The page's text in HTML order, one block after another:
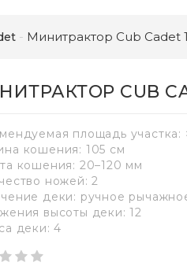
Минитрактор Cub Cadet
CUB
площадь участка:
кошения: 105 см
кошения: 20–120 мм
ножей: 2
деки: ручное
высоты деки: 12
деки: 4